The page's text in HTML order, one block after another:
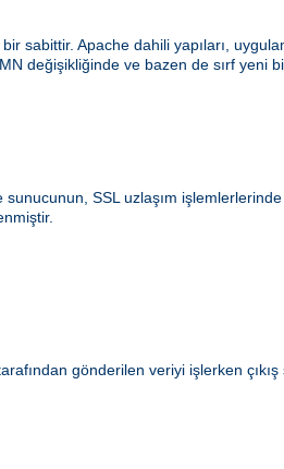
sabittir. Apache dahili yapıları,
değişikliğinde ve bazen de sırf yeni
SSL uzlaşım
gönderilen veriyi işlerken